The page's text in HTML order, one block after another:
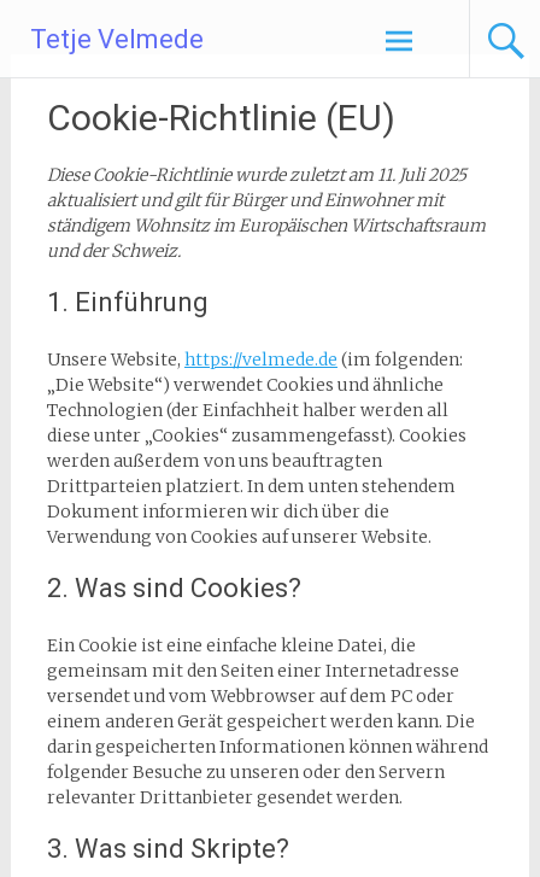
Inhalt
springen
Tetje Velmede
Cookie-Richtlinie (EU)
Diese Cookie-Richtlinie wurde zuletzt am 11. Juli 2025
aktualisiert und gilt für Bürger und Einwohner mit
ständigem Wohnsitz im Europäischen Wirtschaftsraum
und der Schweiz.
1. Einführung
Unsere Website, https://velmede.de (im folgenden:
„Die Website“) verwendet Cookies und ähnliche
Technologien (der Einfachheit halber werden all
diese unter „Cookies“ zusammengefasst). Cookies
werden außerdem von uns beauftragten
Drittparteien platziert. In dem unten stehendem
Dokument informieren wir dich über die
Verwendung von Cookies auf unserer Website.
2. Was sind Cookies?
Ein Cookie ist eine einfache kleine Datei, die
gemeinsam mit den Seiten einer Internetadresse
versendet und vom Webbrowser auf dem PC oder
einem anderen Gerät gespeichert werden kann. Die
darin gespeicherten Informationen können während
folgender Besuche zu unseren oder den Servern
relevanter Drittanbieter gesendet werden.
3. Was sind Skripte?